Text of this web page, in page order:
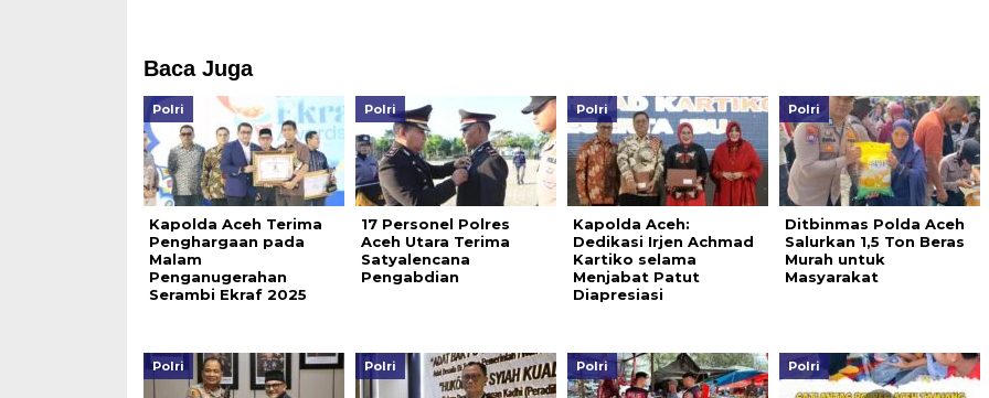
Baca Juga
Polri
Kapolda Aceh Terima
Penghargaan pada
Malam
Penganugerahan
Serambi Ekraf 2025
Polri
17 Personel Polres
Aceh Utara Terima
Satyalencana
Pengabdian
Polri
Kapolda Aceh:
Dedikasi Irjen Achmad
Kartiko selama
Menjabat Patut
Diapresiasi
Polri
Ditbinmas Polda Aceh
Salurkan 1,5 Ton Beras
Murah untuk
Masyarakat
Polri Polri Polri Polri